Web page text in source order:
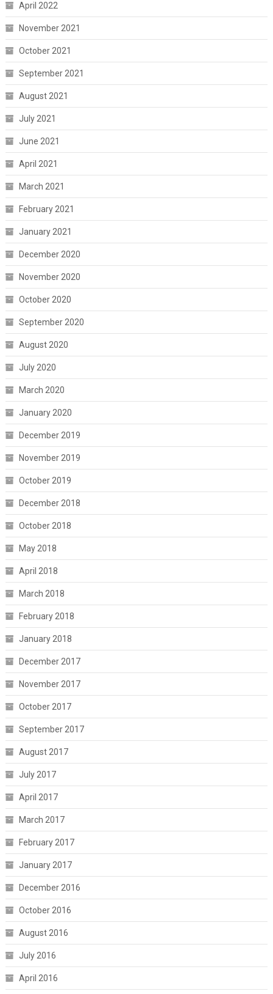
April 2022
November 2021
October 2021
September 2021
August 2021
July 2021
June 2021
April 2021
March 2021
February 2021
January 2021
December 2020
November 2020
October 2020
September 2020
August 2020
July 2020
March 2020
January 2020
December 2019
November 2019
October 2019
December 2018
October 2018
May 2018
April 2018
March 2018
February 2018
January 2018
December 2017
November 2017
October 2017
September 2017
August 2017
July 2017
April 2017
March 2017
February 2017
January 2017
December 2016
October 2016
August 2016
July 2016
April 2016